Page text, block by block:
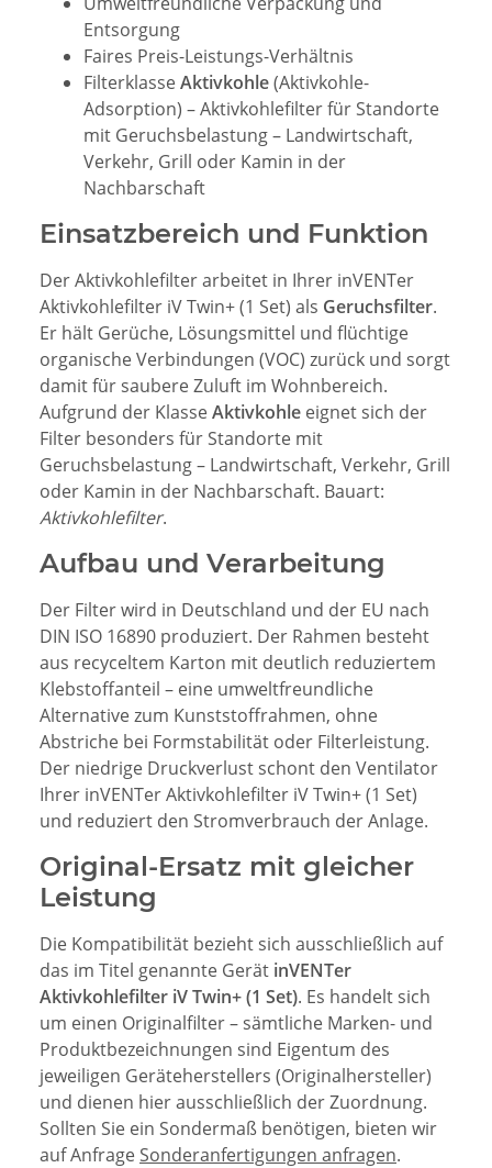
Entsorgung
Faires Preis-Leistungs-Verhältnis
FilterklasseAktivkohle(Aktivkohle-
Adsorption) – Aktivkohlefilter für Standorte
mit Geruchsbelastung – Landwirtschaft,
Verkehr, Grill oder Kamin in der
Nachbarschaft
Einsatzbereich und Funktion
Der Aktivkohlefilter arbeitet in Ihrer inVENTer
Aktivkohlefilter iV Twin+ (1 Set) als Geruchsfilter.
Er hält Gerüche, Lösungsmittel und flüchtige
organische Verbindungen (VOC) zurück und sorgt
damit für saubere Zuluft im Wohnbereich.
Aufgrund der KlasseAktivkohle eignet sich der
Filter besonders für Standorte mit
Geruchsbelastung – Landwirtschaft, Verkehr, Grill
oder Kamin in der Nachbarschaft. Bauart:
Aktivkohlefilter.
Aufbau und Verarbeitung
Der Filter wird in Deutschland und der EU nach
DIN ISO 16890 produziert. Der Rahmen besteht
aus recyceltem Karton mit deutlich reduziertem
Klebstoffanteil – eine umweltfreundliche
Alternative zum Kunststoffrahmen, ohne
Abstriche bei Formstabilität oder Filterleistung.
Der niedrige Druckverlust schont den Ventilator
Ihrer inVENTer Aktivkohlefilter iV Twin+ (1 Set)
und reduziert den Stromverbrauch der Anlage.
Original-Ersatz mit gleicher
Leistung
Die Kompatibilität bezieht sich ausschließlich auf
das im Titel genannte Gerät inVENTer
Aktivkohlefilter iV Twin+ (1 Set). Es handelt sich
um einen Originalfilter – sämtliche Marken- und
Produktbezeichnungen sind Eigentum des
jeweiligen Geräteherstellers (Originalhersteller)
und dienen hier ausschließlich der Zuordnung.
Sollten Sie ein Sondermaß benötigen, bieten wir
auf Anfrage Sonderanfertigungen anfragen.